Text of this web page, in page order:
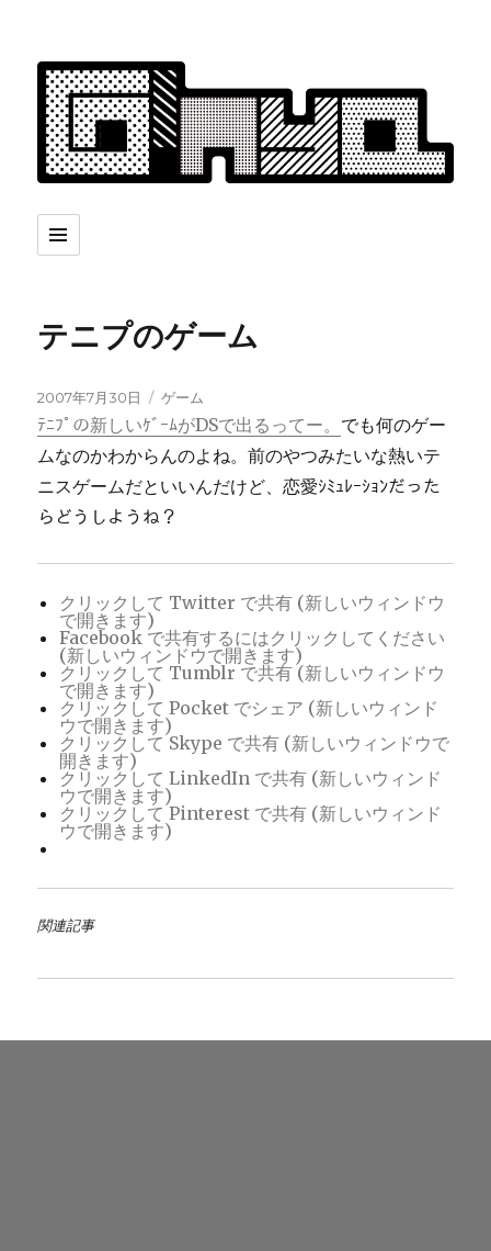
テニプのゲーム
投
稿
日:
2007年7月30日
カ
テ
ゴ
リ
ー
ゲーム
ﾃﾆﾌﾟの新しいｹﾞｰﾑがDSで出るってー。 でも何のゲー
ムなのかわからんのよね。前のやつみたいな熱いテ
ニスゲームだといいんだけど、恋愛ｼﾐｭﾚｰｼｮﾝだった
らどうしようね？
クリックして Twitter で共有 (新しいウィンドウ
で開きます)
Facebook で共有するにはクリックしてください
(新しいウィンドウで開きます)
クリックして Tumblr で共有 (新しいウィンドウ
で開きます)
クリックして Pocket でシェア (新しいウィンド
ウで開きます)
クリックして Skype で共有 (新しいウィンドウで
開きます)
クリックして LinkedIn で共有 (新しいウィンド
ウで開きます)
クリックして Pinterest で共有 (新しいウィンド
ウで開きます)
関連記事